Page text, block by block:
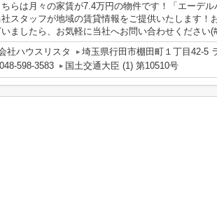
らは月々の家賃が7.4万円の物件です！「エーデ
スタッフが地域の賃貸情報をご提供いたします！
いましたら、お気軽に当社へお問い合わせください
社ハウスリスタ
埼玉県行田市棚田町１丁目42-5
598-3583
国土交通大臣 (1) 第10510号